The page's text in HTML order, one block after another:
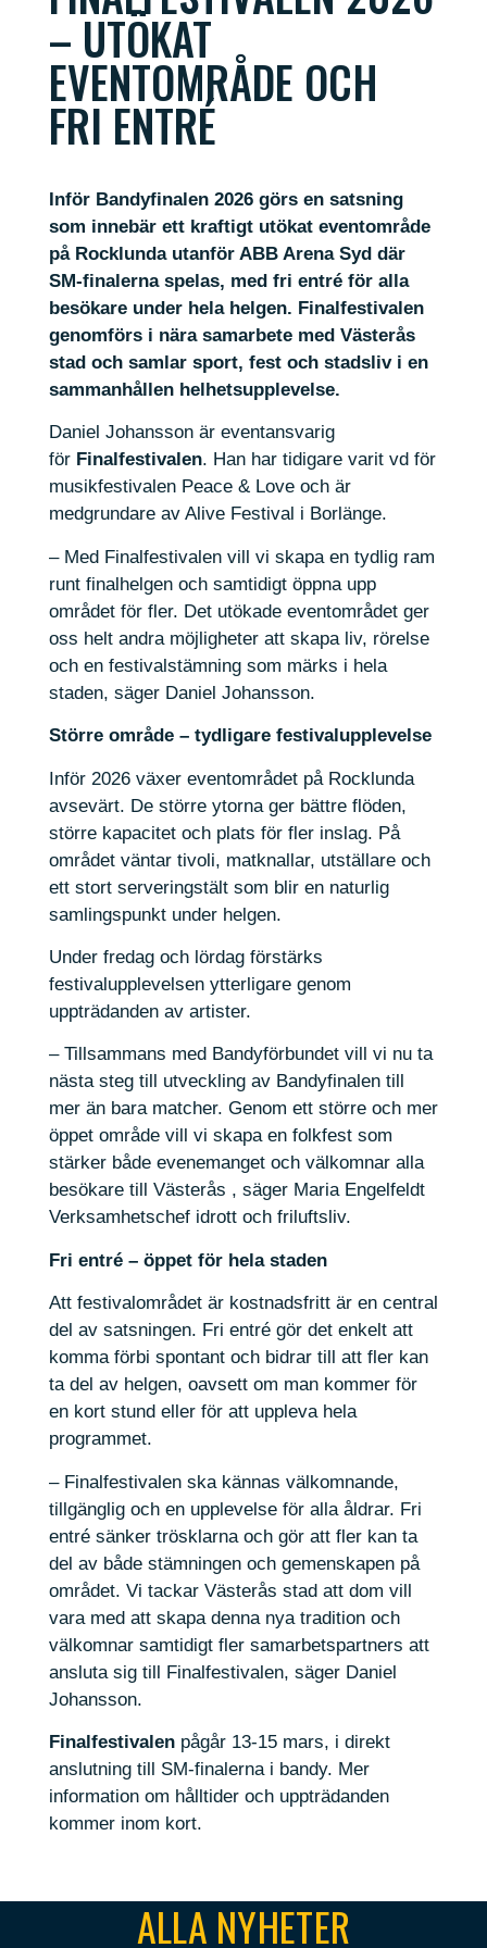
– UTÖKAT
EVENTOMRÅDE OCH
FRI ENTRÉ
Inför Bandyfinalen 2026 görs en satsning
som innebär ett kraftigt utökat eventområde
på Rocklunda utanför ABB Arena Syd där
SM-finalerna spelas, med fri entré för alla
besökare under hela helgen. Finalfestivalen
genomförs i nära samarbete med Västerås
stad och samlar sport, fest och stadsliv i en
sammanhållen helhetsupplevelse.
Daniel Johansson är eventansvarig
för Finalfestivalen. Han har tidigare varit vd för
musikfestivalen Peace & Love och är
medgrundare av Alive Festival i Borlänge.
– Med Finalfestivalen vill vi skapa en tydlig ram
runt finalhelgen och samtidigt öppna upp
området för fler. Det utökade eventområdet ger
oss helt andra möjligheter att skapa liv, rörelse
och en festivalstämning som märks i hela
staden, säger Daniel Johansson.
Större område – tydligare festivalupplevelse
Inför 2026 växer eventområdet på Rocklunda
avsevärt. De större ytorna ger bättre flöden,
större kapacitet och plats för fler inslag. På
området väntar tivoli, matknallar, utställare och
ett stort serveringstält som blir en naturlig
samlingspunkt under helgen.
Under fredag och lördag förstärks
festivalupplevelsen ytterligare genom
uppträdanden av artister.
– Tillsammans med Bandyförbundet vill vi nu ta
nästa steg till utveckling av Bandyfinalen till
mer än bara matcher. Genom ett större och mer
öppet område vill vi skapa en folkfest som
stärker både evenemanget och välkomnar alla
besökare till Västerås , säger Maria Engelfeldt
Verksamhetschef idrott och friluftsliv.
Fri entré – öppet för hela staden
Att festivalområdet är kostnadsfritt är en central
del av satsningen. Fri entré gör det enkelt att
komma förbi spontant och bidrar till att fler kan
ta del av helgen, oavsett om man kommer för
en kort stund eller för att uppleva hela
programmet.
– Finalfestivalen ska kännas välkomnande,
tillgänglig och en upplevelse för alla åldrar. Fri
entré sänker trösklarna och gör att fler kan ta
del av både stämningen och gemenskapen på
området. Vi tackar Västerås stad att dom vill
vara med att skapa denna nya tradition och
välkomnar samtidigt fler samarbetspartners att
ansluta sig till Finalfestivalen, säger Daniel
Johansson.
Finalfestivalen pågår 13-15 mars, i direkt
anslutning till SM-finalerna i bandy. Mer
information om hålltider och uppträdanden
kommer inom kort.
ALLA NYHETER